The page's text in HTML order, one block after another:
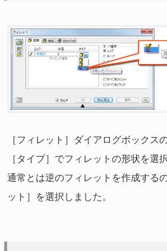
［フィレット］ダイアログボックス
［タイプ］でフィレットの形状を選
通常とは逆のフィレットを作成する
ット］を選択しました。